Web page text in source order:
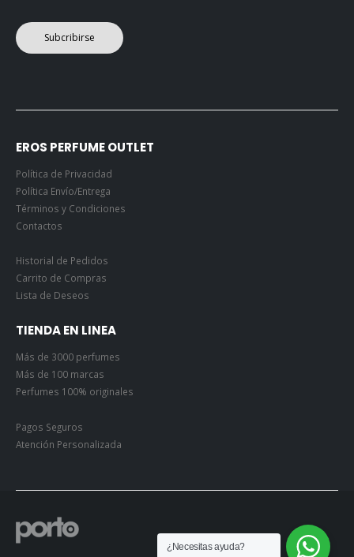
Subcribirse
EROS PERFUME OUTLET
Política de Privacidad
Política Envío/Entrega
Términos y Condiciones
Contactos
Historial de Pedidos
Carrito de Compras
Lista de Deseos
TIENDA EN LINEA
Más de 3000 perfumes
Más de 100 marcas
Perfumes 100% originales
Pagos Seguros
Atención Personalizada
¿Necesitas ayuda?